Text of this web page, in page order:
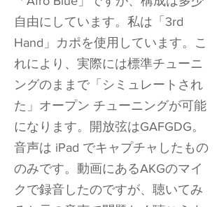
自由にしています。私は「3rd
Hand」カポを使用しています。こ
れにより、実際には標準チューニ
ングのままで「シミュレートされ
た」オープン チューニングが可能
になります。開放弦はGAFGDG。
音声は iPad でキャプチャしたもの
のみです。動画にあるAKGのマイ
クで録音したのですが、聴いてみ